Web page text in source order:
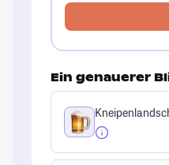
Ein genauerer